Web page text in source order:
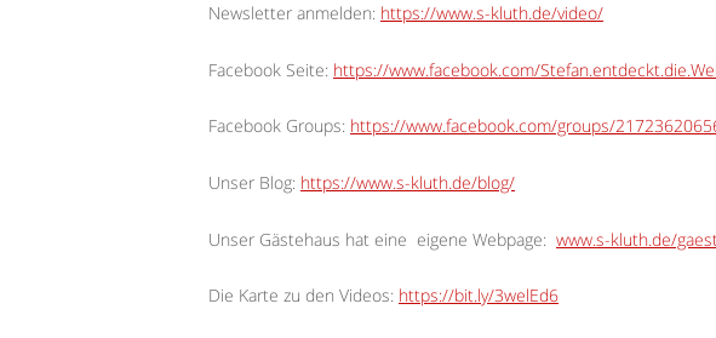
Newsletter anmelden: https://www.s-kluth.de/video/
Facebook Seite: https://www.facebook.com/
Facebook Groups: https://www.facebook.com/groups/
Unser Blog: https://www.s-kluth.de/blog/
Unser Gästehaus hat eine eigene Webpage: www.s-kluth.de/
Die Karte zu den Videos: https://bit.ly/3welEd6